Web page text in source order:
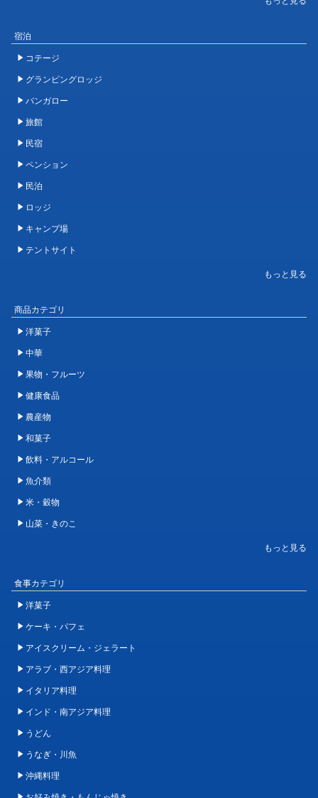
宿泊
コテージ
グランピングロッジ
バンガロー
旅館
民宿
ペンション
民泊
ロッジ
キャンプ場
テントサイト
商品カテゴリ
洋菓子
中華
果物・フルーツ
健康食品
農産物
和菓子
飲料・アルコール
魚介類
米・穀物
山菜・きのこ
食事カテゴリ
洋菓子
ケーキ・パフェ
アイスクリーム・ジェラート
アラブ・西アジア料理
イタリア料理
インド・南アジア料理
うどん
うなぎ・川魚
沖縄料理